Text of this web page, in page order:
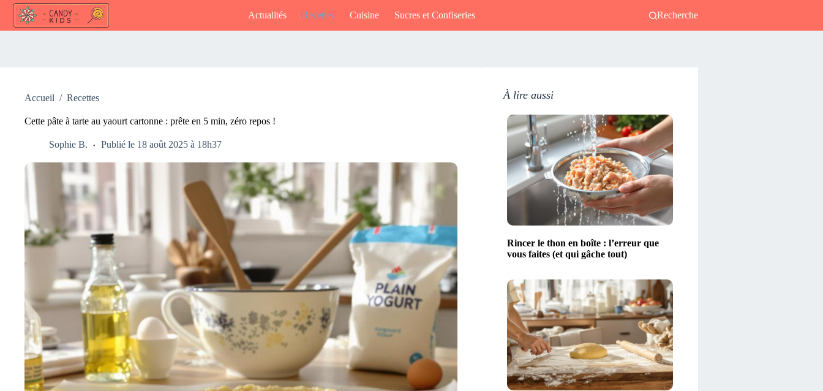
Passer
contenu
Actualités Recettes Cuisine Sucres et Confiseries Recherche
Accueil / Recettes
Cette pâte à tarte au yaourt cartonne : prête en 5 min, zéro repos !
Sophie B. Publié le 18 août 2025 à 18h37
À lire aussi
Rincer le thon en boîte : l’erreur que
vous faites (et qui gâche tout)